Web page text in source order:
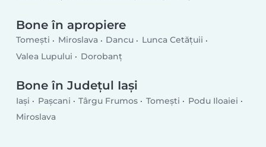
Bone în apropiere
Tomeşti Miroslava Dancu
Lunca Cetățuii
Valea Lupului
Dorobanț
Bone în Județul Iași
Iași Paşcani Târgu Frumos Tomeşti
Podu Iloaiei
Miroslava